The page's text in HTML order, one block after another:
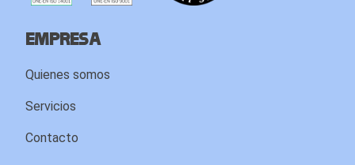
Empresa
Quienes somos
Servicios
Contacto